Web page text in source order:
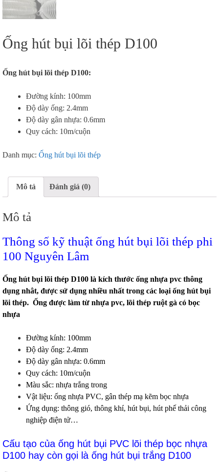
Ống hút bụi lõi thép D100
Ống hút bụi lõi thép D100:
Đường kính: 100mm
Độ dày ống: 2.4mm
Độ dày gân nhựa: 0.6mm
Quy cách: 10m/cuộn
Danh mục: Ống hút bụi lõi thép
Mô tả Đánh giá (0)
Mô tả
Thông số kỹ thuật ống hút bụi lõi thép phi
100 Nguyên Lâm
Ống hút bụi lõi thép D100 là kích thước ống nhựa pvc thông
dụng nhât, được sử dụng nhiều nhất trong các loại ống hút bụi
lõi thép. Ống được làm từ nhựa pvc, lõi thép ruột gà có bọc
nhựa
Đường kính: 100mm
Độ dày ống: 2.4mm
Độ dày gân nhựa: 0.6mm
Quy cách: 10m/cuộn
Màu sắc: nhựa trắng trong
Vật liệu: ống nhựa PVC, gân thép mạ kẽm bọc nhựa
Ứng dụng: thông gió, thông khí, hút bụi, hút phế thải công
nghiệp điện tử…
Cấu tạo của ống hút bụi PVC lõi thép bọc nhựa
D100 hay còn gọi là ống hút bụi trắng D100